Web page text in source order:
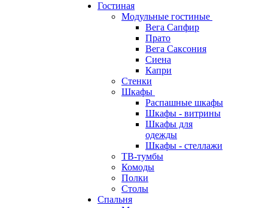
Гостиная
Модульные гостиные
Вега Сапфир
Прато
Вега Саксония
Сиена
Капри
Стенки
Шкафы
Распашные шкафы
Шкафы - витрины
Шкафы для
одежды
Шкафы - стеллажи
ТВ-тумбы
Комоды
Полки
Столы
Спальня